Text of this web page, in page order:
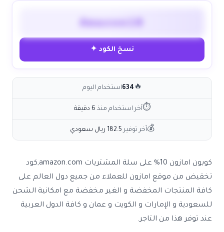
Amazon10
نسخ الكود ✦
🔥
634استخدام اليوم
⏱آخر استخدام منذ 6 دقيقة
💰آخر توفير 182.5 ريال سعودي
كوبون امازون 10% على سلة المشتريات amazon.com,كود
تخقيض من موقع امازون للعملاء من جميع دول العالم على
كافة المنتجات المخفضة و الغير مخفضة مع امكانية الشحن
للسعودية و الإمارات و الكويت و عمان و كافة الدول العربية
عند توفر هذا من التاجر.